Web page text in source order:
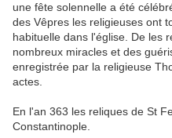
une fête solennelle a été
des Vêpres les religieuses ont
habituelle dans l'église. De les
nombreux miracles et des
enregistrée par la religieuse
actes.
En l'an 363 les reliques de St
Constantinople.